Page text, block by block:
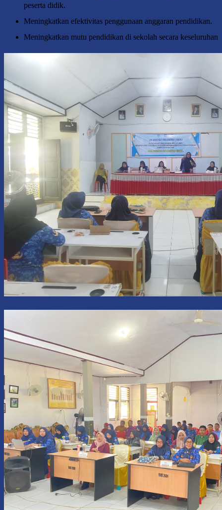
peserta didik.
Meningkatkan efektivitas penggunaan anggaran pendidikan.
Meningkatkan mutu pendidikan di sekolah secara keseluruhan